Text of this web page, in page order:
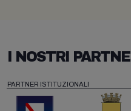
I NOSTRI
PARTNER ISTITUZIONALI